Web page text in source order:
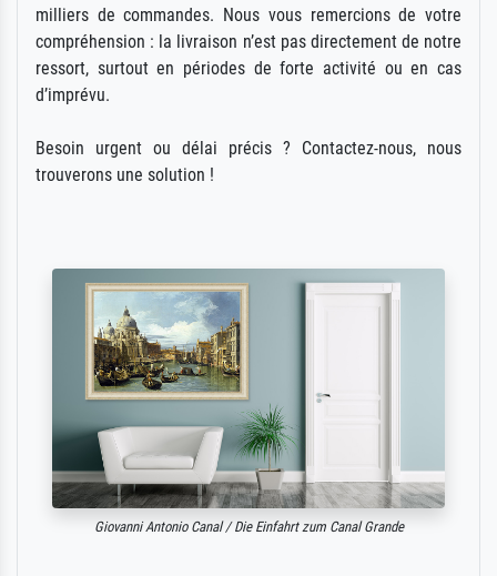
milliers de commandes. Nous vous remercions de votre
compréhension : la livraison n’est pas directement de notre
ressort, surtout en périodes de forte activité ou en cas
d’imprévu.
Besoin urgent ou délai précis ? Contactez-nous, nous
trouverons une solution !
Giovanni Antonio Canal / Die Einfahrt zum Canal Grande